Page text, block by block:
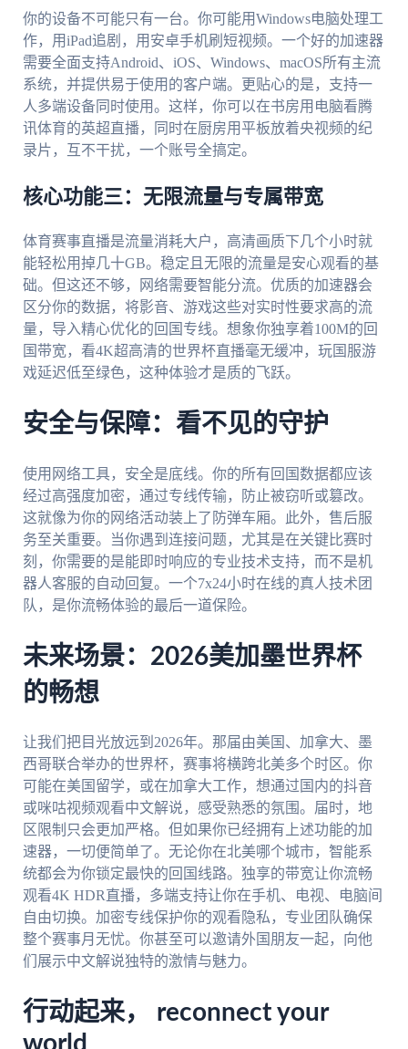
你的设备不可能只有一台。你可能用Windows电脑处理工
作，用iPad追剧，用安卓手机刷短视频。一个好的加速器
需要全面支持Android、iOS、Windows、macOS所有主流
系统，并提供易于使用的客户端。更贴心的是，支持一
人多端设备同时使用。这样，你可以在书房用电脑看腾
讯体育的英超直播，同时在厨房用平板放着央视频的纪
录片，互不干扰，一个账号全搞定。
核心功能三：无限流量与专属带宽
体育赛事直播是流量消耗大户，高清画质下几个小时就
能轻松用掉几十GB。稳定且无限的流量是安心观看的基
础。但这还不够，网络需要智能分流。优质的加速器会
区分你的数据，将影音、游戏这些对实时性要求高的流
量，导入精心优化的回国专线。想象你独享着100M的回
国带宽，看4K超高清的世界杯直播毫无缓冲，玩国服游
戏延迟低至绿色，这种体验才是质的飞跃。
安全与保障：看不见的守护
使用网络工具，安全是底线。你的所有回国数据都应该
经过高强度加密，通过专线传输，防止被窃听或篡改。
这就像为你的网络活动装上了防弹车厢。此外，售后服
务至关重要。当你遇到连接问题，尤其是在关键比赛时
刻，你需要的是能即时响应的专业技术支持，而不是机
器人客服的自动回复。一个7x24小时在线的真人技术团
队，是你流畅体验的最后一道保险。
未来场景：2026美加墨世界杯
的畅想
让我们把目光放远到2026年。那届由美国、加拿大、墨
西哥联合举办的世界杯，赛事将横跨北美多个时区。你
可能在美国留学，或在加拿大工作，想通过国内的抖音
或咪咕视频观看中文解说，感受熟悉的氛围。届时，地
区限制只会更加严格。但如果你已经拥有上述功能的加
速器，一切便简单了。无论你在北美哪个城市，智能系
统都会为你锁定最快的回国线路。独享的带宽让你流畅
观看4K HDR直播，多端支持让你在手机、电视、电脑间
自由切换。加密专线保护你的观看隐私，专业团队确保
整个赛事月无忧。你甚至可以邀请外国朋友一起，向他
们展示中文解说独特的激情与魅力。
行动起来， reconnect your
world